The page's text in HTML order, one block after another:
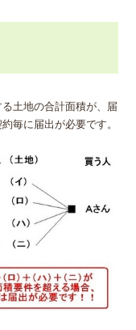
土地の合計面積が、届
毎に届出が必要です。